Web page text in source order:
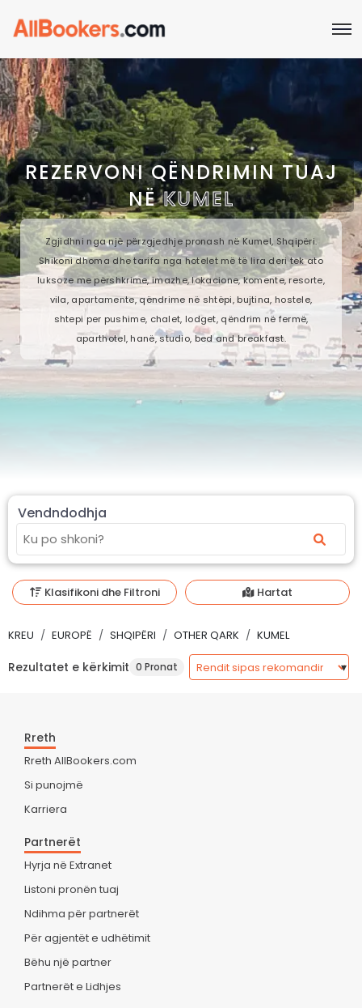
REZERVONI QËNDRIMIN TUAJ
NËKUMEL
Zgjidhni nga një përzgjedhje pronash në Kumel, Shqipëri.
Shikoni dhoma dhe tarifa nga hotelet më të lira deri tek ato
luksoze me përshkrime, imazhe, lokacione, komente, resorte,
vila, apartamente, qëndrime në shtëpi, bujtina, hostele,
shtepi per pushime, chalet, lodget, qëndrim në fermë,
aparthotel, hanë, studio, bed and breakfast.
Vendndodhja
Klasifikoni dhe Filtroni Hartat
KREU EUROPË SHQIPËRI OTHER QARK KUMEL
Rezultatet e kërkimit 0 Pronat
Rreth
Rreth AllBookers.com
Si punojmë
Karriera
Partnerët
Hyrja në Extranet
Listoni pronën tuaj
Ndihma për partnerët
Për agjentët e udhëtimit
Bëhu një partner
Partnerët e Lidhjes